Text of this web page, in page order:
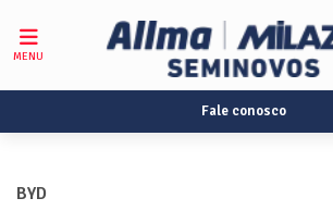
MENU
Fale conosco
BYD